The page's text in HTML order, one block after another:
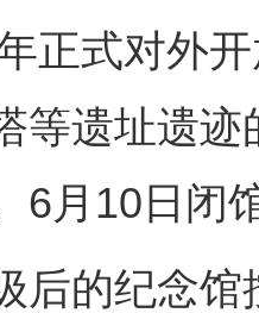
正式对外
等遗址遗
6月10日闭
的纪念馆